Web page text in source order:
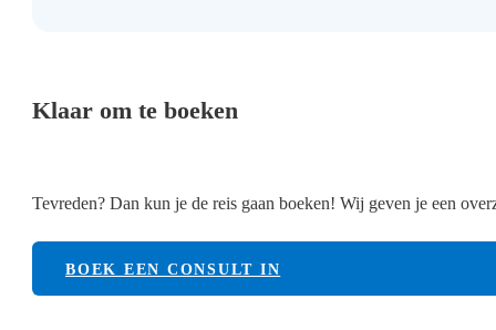
Klaar om te boeken
Tevreden? Dan kun je de reis gaan boeken! Wij geven je een
BOEK EEN CONSULT IN